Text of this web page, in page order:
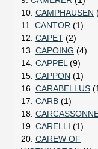
10. CAMPHAUSEN
11. CANTOR (1)
12. CAPET (2)
13. CAPOING (4)
14. CAPPEL (9)
15. CAPPON (1)
16. CARABELLUS
17. CARB (1)
18.
19. CARELLI (1)
20. CAREW OF